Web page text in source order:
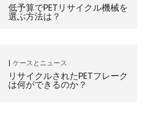
低予算でPETリサイクル機械を
選ぶ方法は？
ケースとニュース
リサイクルされたPETフレーク
は何ができるのか？